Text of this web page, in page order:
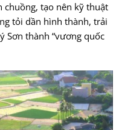
chuồng, tạo nên kỹ thuật
tỏi dần hình thành, trải
Sơn thành “vương quốc